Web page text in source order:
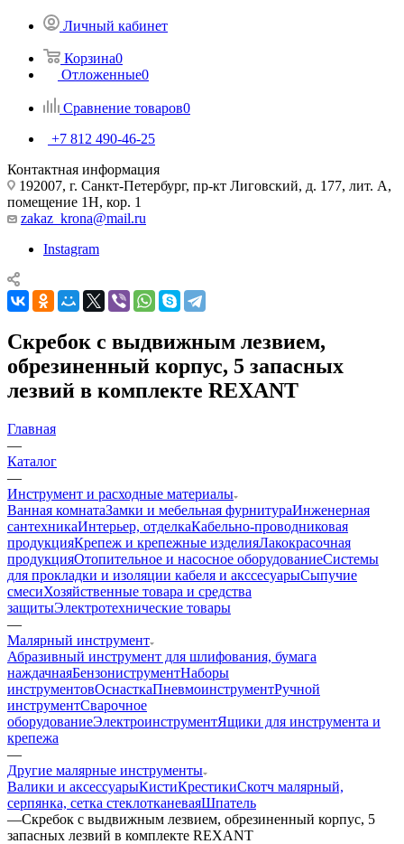
Личный кабинет
Корзина0
Отложенные0
Сравнение товаров0
+7 812 490-46-25
Контактная информация
192007, г. Санкт-Петербург, пр-кт Лиговский, д. 177, лит. А,
помещение 1Н, кор. 1
zakaz_krona@mail.ru
Instagram
Скребок с выдвижным лезвием,
обрезиненный корпус, 5 запасных
лезвий в комплекте REXANT
Главная
—
Каталог
—
Инструмент и расходные материалы
Ванная комнатаЗамки и мебельная фурнитураИнженерная
сантехникаИнтерьер, отделкаКабельно-проводниковая
продукцияКрепеж и крепежные изделияЛакокрасочная
продукцияОтопительное и насосное оборудованиеСистемы
для прокладки и изоляции кабеля и акссесуарыСыпучие
смесиХозяйственные товара и средства
защитыЭлектротехнические товары
—
Малярный инструмент
Абразивный инструмент для шлифования, бумага
наждачнаяБензониструментНаборы
инструментовОснасткаПневмоинструментРучной
инструментСварочное
оборудованиеЭлектроинструментЯщики для инструмента и
крепежа
—
Другие малярные инструменты
Валики и аксессуарыКистиКрестикиСкотч малярный,
серпянка, сетка стеклотканеваяШпатель
—Скребок с выдвижным лезвием, обрезиненный корпус, 5
запасных лезвий в комплекте REXANT